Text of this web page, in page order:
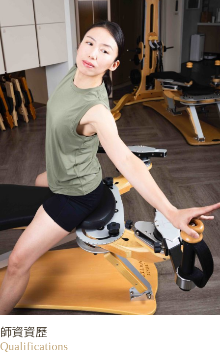
師資資歷
Qualifications